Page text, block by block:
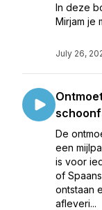
In deze
Mirjam je
July 26,
De
een
is voor
of
ontstaan
afleveri...